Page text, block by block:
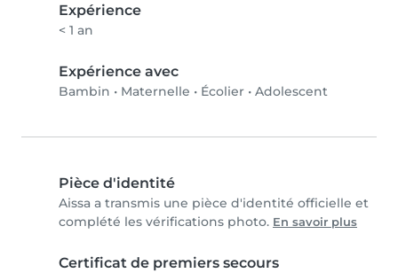
Expérience
< 1 an
Expérience avec
Bambin • Maternelle • Écolier • Adolescent
Pièce d'identité
Aissa a transmis une pièce d'identité officielle et
complété les vérifications photo. En savoir plus
Certificat de premiers secours